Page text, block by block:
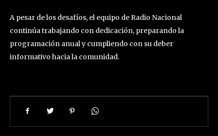
A pesar de los desafíos, el equipo de Radio Nacional
continúa trabajando con dedicación, preparando la
programación anual y cumpliendo con su deber
informativo hacia la comunidad.